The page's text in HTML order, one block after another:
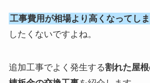
工事費用が相場より高くなってし
したくないですよね。
追加工事でよく発生する割れた屋